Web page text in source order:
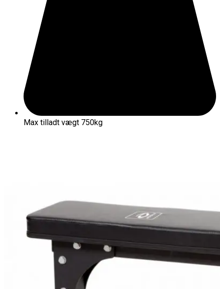
Max tilladt vægt 750kg